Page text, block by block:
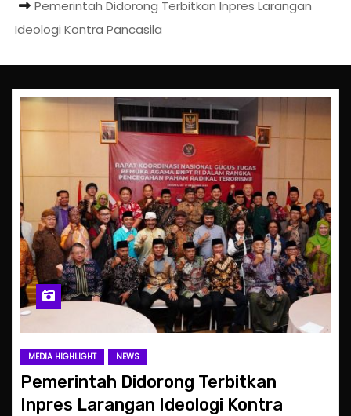
Pemerintah Didorong Terbitkan Inpres Larangan
Ideologi Kontra Pancasila
MEDIA HIGHLIGHT NEWS
Pemerintah Didorong Terbitkan
Inpres Larangan Ideologi Kontra